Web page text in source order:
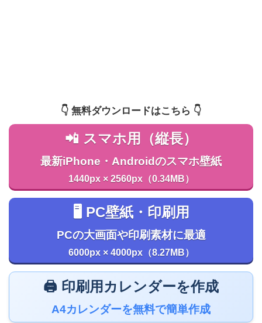
👇️ 無料ダウンロードはこちら 👇️
📲 スマホ用（縦長）
最新iPhone・Androidのスマホ壁紙
1440px × 2560px（0.34MB）
🖥️ PC壁紙・印刷用
PCの大画面や印刷素材に最適
6000px × 4000px（8.27MB）
🖨️ 印刷用カレンダーを作成
A4カレンダーを無料で簡単作成